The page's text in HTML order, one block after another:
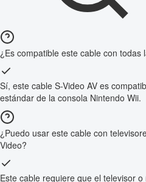
¿Es compatible este cable con todas
Sí, este cable S-Video AV es
estándar de la consola Nintendo Wii.
¿Puedo usar este cable con
Video?
Este cable requiere que el televisor